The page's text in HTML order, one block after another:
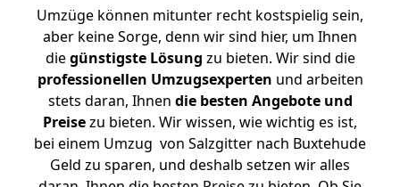
Umzüge können mitunter recht kostspielig sein,
aber keine Sorge, denn wir sind hier, um Ihnen
diegünstigste Lösung zu bieten. Wir sind die
professionellen Umzugsexperten und arbeiten
stets daran, Ihnen die besten Angebote und
Preisezu bieten. Wir wissen, wie wichtig es ist,
bei einem Umzug von Salzgitter nach Buxtehude
Geld zu sparen, und deshalb setzen wir alles